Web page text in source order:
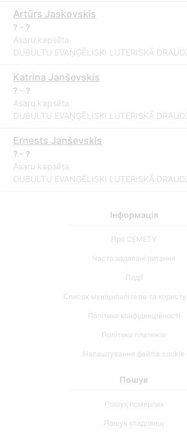
Artūrs Jaskovskis
? - ?
Asaru kapsēta
DUBULTU EVAŅĢĒLISKI LUTERISKĀ
Katrina Janševskis
? - ?
Asaru kapsēta
DUBULTU EVAŅĢĒLISKI LUTERISKĀ
Ernests Janševskis
? - ?
Asaru kapsēta
DUBULTU EVAŅĢĒLISKI LUTERISKĀ
Інформація
Про CEMETY
Часто задавані питання
Події
Список муніципалітетів та
Політика конфіденційності
Політика платежів
Налаштування файлів cookie
Пошук
Пошук померлих
Пошук кладовищ